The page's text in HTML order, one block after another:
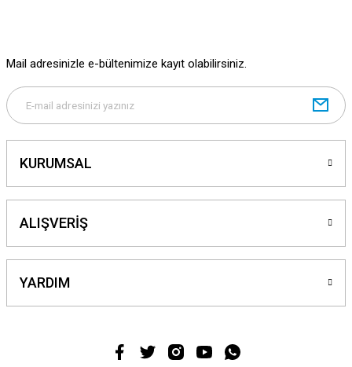
Gönder
Mail adresinizle e-bültenimize kayıt olabilirsiniz.
KURUMSAL
ALIŞVERİŞ
YARDIM